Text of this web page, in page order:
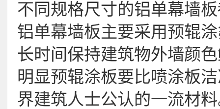
不同规格尺寸的铝单幕墙
铝单幕墙板主要采用预辊
长时间保持建筑物外墙颜
明显预辊涂板要比喷涂板
界建筑人士公认的一流材